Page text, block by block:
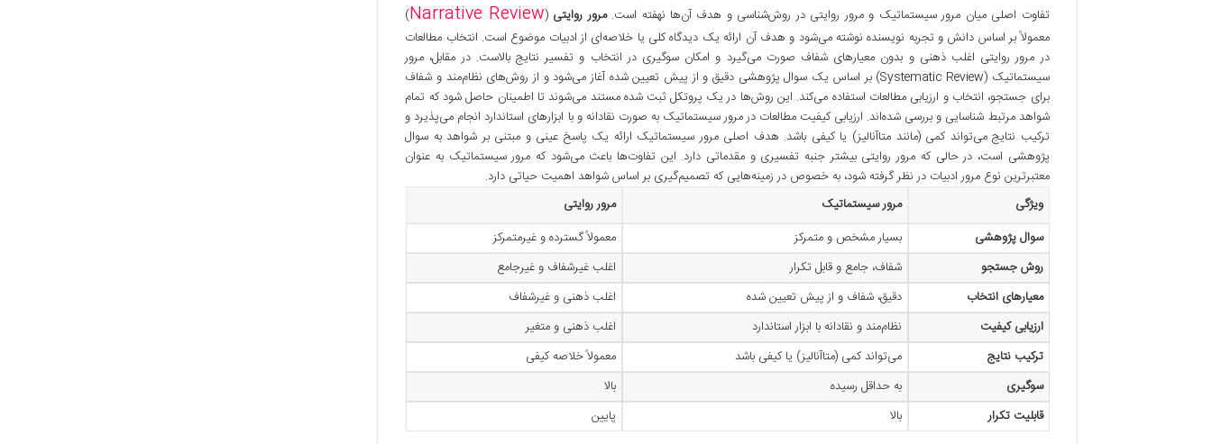
تفاوت اصلی میان مرور سیستماتیک و مرور روایتی در روش‌شناسی و هدف آن‌ها نهفته است.مرور روایتی (
Narrative Review
)
معمولاً بر اساس دانش و تجربه نویسنده نوشته می‌شود و هدف آن ارائه یک دیدگاه کلی یا خلاصه‌ای از ادبیات موضوع است. انتخاب مطالعات
در مرور روایتی اغلب ذهنی و بدون معیارهای شفاف صورت می‌گیرد و امکان سوگیری در انتخاب و تفسیر نتایج بالاست. در مقابل، مرور
سیستماتیک (Systematic Review) بر اساس یک سوال پژوهشی دقیق و از پیش تعیین شده آغاز می‌شود و از روش‌های نظام‌مند و شفاف
برای جستجو، انتخاب و ارزیابی مطالعات استفاده می‌کند. این روش‌ها در یک پروتکل ثبت شده مستند می‌شوند تا اطمینان حاصل شود که تمام
شواهد مرتبط شناسایی و بررسی شده‌اند. ارزیابی کیفیت مطالعات در مرور سیستماتیک به صورت نقادانه و با ابزارهای استاندارد انجام می‌پذیرد و
ترکیب نتایج می‌تواند کمی (مانند متاآنالیز) یا کیفی باشد. هدف اصلی مرور سیستماتیک ارائه یک پاسخ عینی و مبتنی بر شواهد به سوال
پژوهشی است، در حالی که مرور روایتی بیشتر جنبه تفسیری و مقدماتی دارد. این تفاوت‌ها باعث می‌شود که مرور سیستماتیک به عنوان
معتبرترین نوع مرور ادبیات در نظر گرفته شود، به خصوص در زمینه‌هایی که تصمیم‌گیری بر اساس شواهد اهمیت حیاتی دارد.
ویژگی
مرور سیستماتیک
مرور روایتی
سوال پژوهشی
بسیار مشخص و متمرکز
معمولاً گسترده و غیرمتمرکز
روش جستجو
شفاف، جامع و قابل تکرار
اغلب غیرشفاف و غیرجامع
معیارهای انتخاب
دقیق، شفاف و از پیش تعیین شده
اغلب ذهنی و غیرشفاف
ارزیابی کیفیت
نظام‌مند و نقادانه با ابزار استاندارد
اغلب ذهنی و متغیر
ترکیب نتایج
می‌تواند کمی (متاآنالیز) یا کیفی باشد
معمولاً خلاصه کیفی
سوگیری
به حداقل رسیده
بالا
قابلیت تکرار
بالا پایین